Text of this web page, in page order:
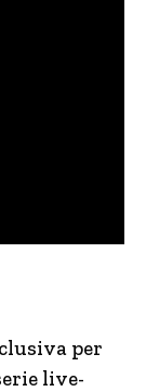
per
live-